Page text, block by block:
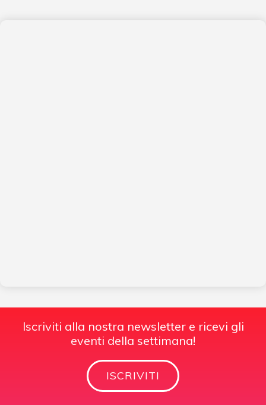
Iscriviti alla nostra newsletter e ricevi gli
eventi della settimana!
ISCRIVITI